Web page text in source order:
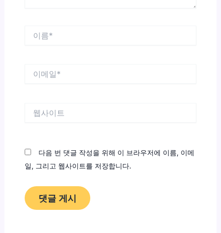
다음 번 댓글 작성을 위해 이 브라우저에 이름, 이메
일, 그리고 웹사이트를 저장합니다.